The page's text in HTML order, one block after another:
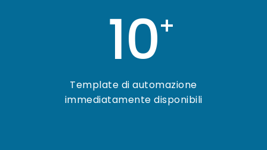
10+
Template di automazione
immediatamente disponibili